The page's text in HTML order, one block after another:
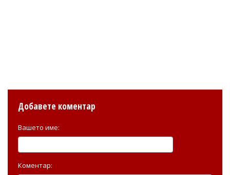
Добавете коментар
Вашето име:
Коментар: